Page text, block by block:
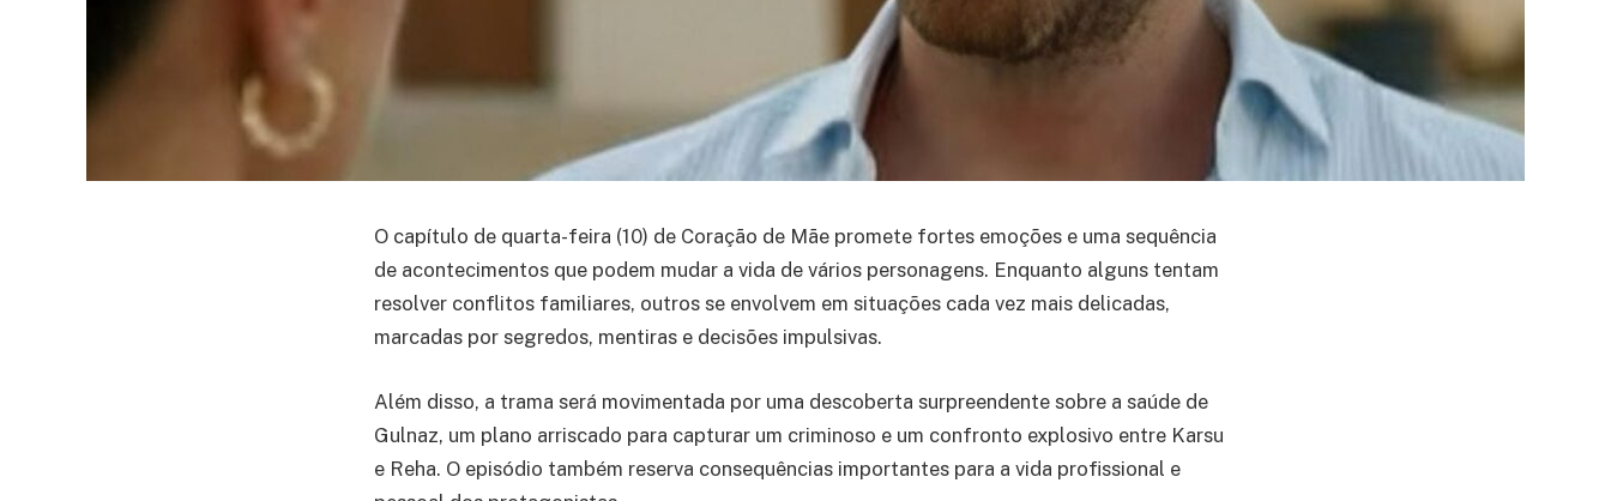
O capítulo de quarta-feira (10) de Coração de Mãe promete fortes emoções e uma sequência
de acontecimentos que podem mudar a vida de vários personagens. Enquanto alguns tentam
resolver conflitos familiares, outros se envolvem em situações cada vez mais delicadas,
marcadas por segredos, mentiras e decisões impulsivas.
Além disso, a trama será movimentada por uma descoberta surpreendente sobre a saúde de
Gulnaz, um plano arriscado para capturar um criminoso e um confronto explosivo entre Karsu
e Reha. O episódio também reserva consequências importantes para a vida profissional e